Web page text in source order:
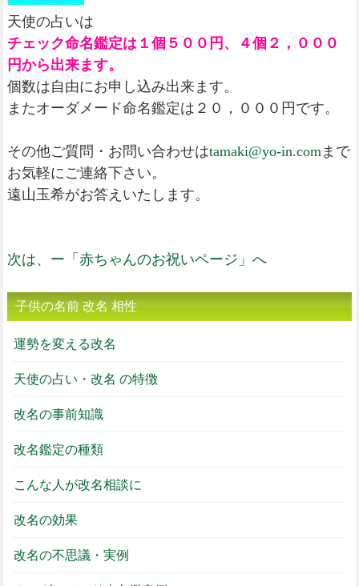
天使の占いは
チェック命名鑑定は１個５００円、４個２，０００
円から出来ます。
個数は自由にお申し込み出来ます。
またオーダメード命名鑑定は２０，０００円です。
その他ご質問・お問い合わせはtamaki@yo-in.comまで
お気軽にご連絡下さい。
遠山玉希がお答えいたします。
次は、ー「赤ちゃんのお祝いページ」へ
子供の名前 改名 相性
運勢を変える改名
天使の占い・改名 の特徴
改名の事前知識
改名鑑定の種類
こんな人が改名相談に
改名の効果
改名の不思議・実例